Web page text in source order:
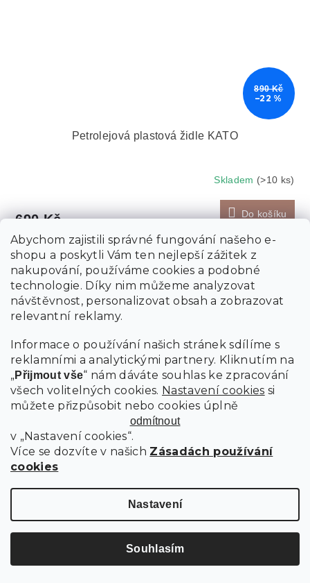
Abychom zajistili správné fungování našeho e-
shopu a poskytli Vám ten nejlepší zážitek z
nakupování, používáme cookies a podobné
technologie. Díky nim můžeme analyzovat
návštěvnost, personalizovat obsah a zobrazovat
relevantní reklamy.
Informace o používání našich stránek sdílíme s
reklamními a analytickými partnery. Kliknutím na
„Přijmout vše“ nám dáváte souhlas ke zpracování
všech volitelných cookies. Nastavení cookies si
můžete přizpůsobit nebo cookies úplně
odmítnout
v „Nastavení cookies“.
Více se dozvíte v našich Zásadách používání
cookies
Nastavení
Souhlasím
890 Kč
–22 %
Petrolejová plastová židle KATO
Skladem (>10 ks)
690 Kč Do košíku
-10 % s kódem:
MINUS10